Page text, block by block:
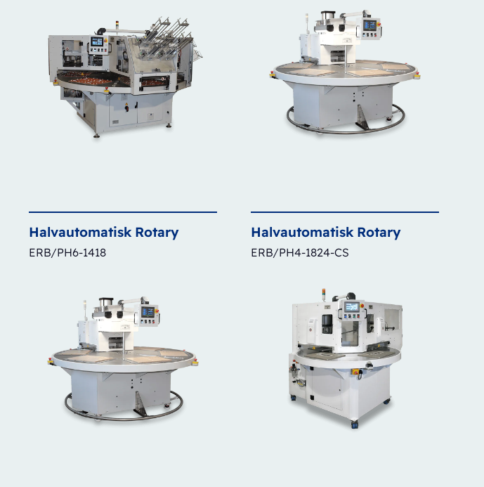
Halvautomatisk Rotary
ERB/PH6-1418
Halvautomatisk Rotary
ERB/PH4-1824-CS